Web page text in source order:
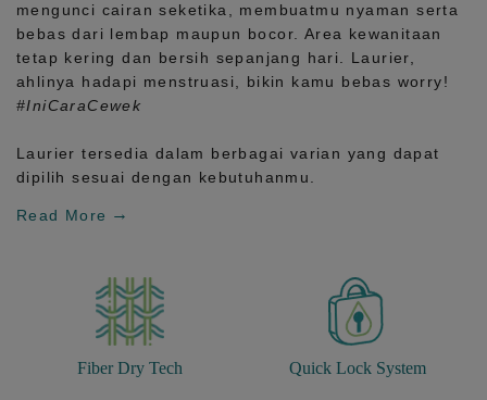
mengunci cairan seketika, membuatmu nyaman serta
bebas dari lembap maupun bocor. Area kewanitaan
tetap kering dan bersih sepanjang hari.
Laurier,
ahlinya hadapi menstruasi, bikin kamu bebas worry!
#IniCaraCewek
Laurier tersedia dalam berbagai varian yang dapat
dipilih sesuai dengan kebutuhanmu.
Read More
Fiber Dry Tech Quick Lock System